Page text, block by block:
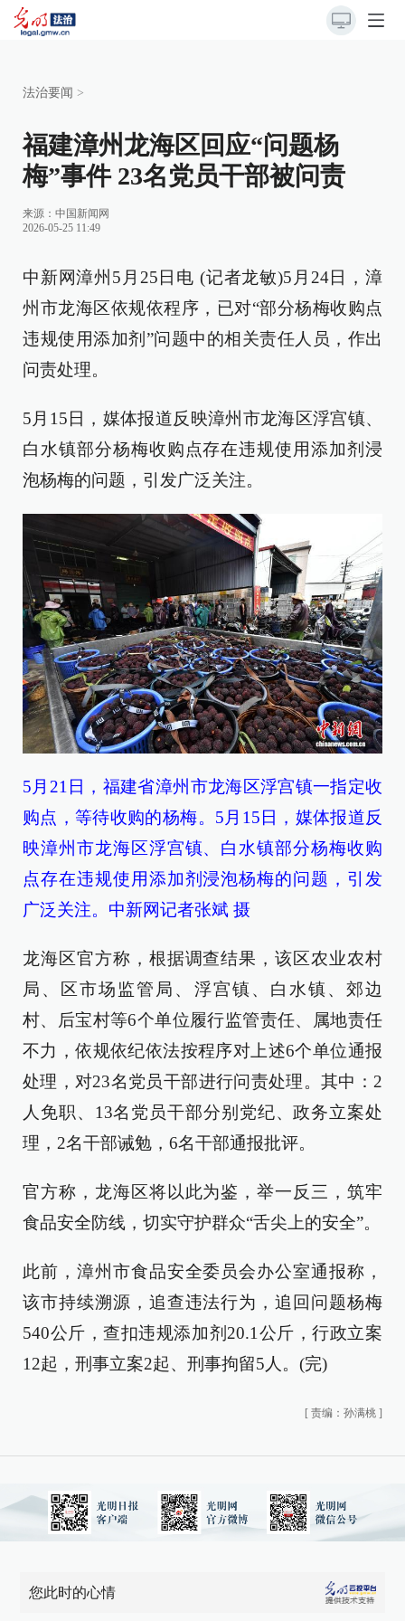
法治要闻 >
福建漳州龙海区回应“问题杨
梅”事件 23名党员干部被问责
来源： 中国新闻网
2026-05-25 11:49
中新网漳州5月25日电 (记者龙敏)5月24日，漳
州市龙海区依规依程序，已对“部分杨梅收购点
违规使用添加剂”问题中的相关责任人员，作出
问责处理。
5月15日，媒体报道反映漳州市龙海区浮宫镇、
白水镇部分杨梅收购点存在违规使用添加剂浸
泡杨梅的问题，引发广泛关注。
5月21日，福建省漳州市龙海区浮宫镇一指定收
购点，等待收购的杨梅。5月15日，媒体报道反
映漳州市龙海区浮宫镇、白水镇部分杨梅收购
点存在违规使用添加剂浸泡杨梅的问题，引发
广泛关注。中新网记者张斌 摄
龙海区官方称，根据调查结果，该区农业农村
局、区市场监管局、浮宫镇、白水镇、郊边
村、后宝村等6个单位履行监管责任、属地责任
不力，依规依纪依法按程序对上述6个单位通报
处理，对23名党员干部进行问责处理。其中：2
人免职、13名党员干部分别党纪、政务立案处
理，2名干部诫勉，6名干部通报批评。
官方称，龙海区将以此为鉴，举一反三，筑牢
食品安全防线，切实守护群众“舌尖上的安全”。
此前，漳州市食品安全委员会办公室通报称，
该市持续溯源，追查违法行为，追回问题杨梅
540公斤，查扣违规添加剂20.1公斤，行政立案
12起，刑事立案2起、刑事拘留5人。(完)
[ 责编：孙满桃 ]
您此时的心情